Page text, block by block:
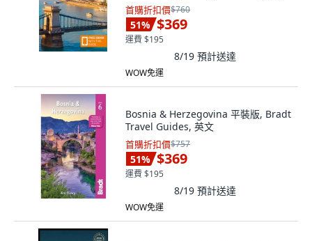
首購折扣價$760
51% $369
運費 $195
8/19 預計送達
WOW免運
Bosnia & Herzegovina 平裝版, Bradt
Travel Guides, 英文
首購折扣價$757
51% $369
運費 $195
8/19 預計送達
WOW免運